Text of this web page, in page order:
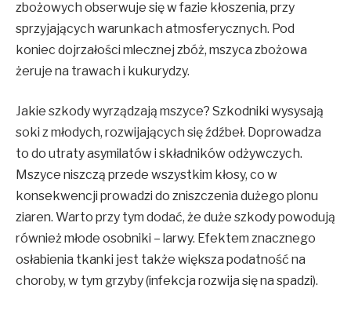
zbożowych obserwuje się w fazie kłoszenia, przy
sprzyjających warunkach atmosferycznych. Pod
koniec dojrzałości mlecznej zbóż, mszyca zbożowa
żeruje na trawach i kukurydzy.
Jakie szkody wyrządzają mszyce? Szkodniki wysysają
soki z młodych, rozwijających się źdźbeł. Doprowadza
to do utraty asymilatów i składników odżywczych.
Mszyce niszczą przede wszystkim kłosy, co w
konsekwencji prowadzi do zniszczenia dużego plonu
ziaren. Warto przy tym dodać, że duże szkody powodują
również młode osobniki – larwy. Efektem znacznego
osłabienia tkanki jest także większa podatność na
choroby, w tym grzyby (infekcja rozwija się na spadzi).